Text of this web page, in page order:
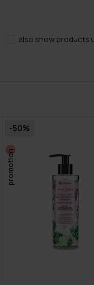
also show products
-50%
promotion